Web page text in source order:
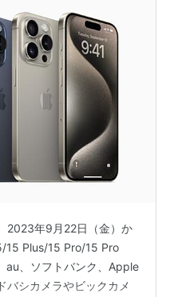
2023年9月22日（金）か
15 Plus/15 Pro/15 Pro
au、ソフトバンク、Apple
バシカメラやビックカメ